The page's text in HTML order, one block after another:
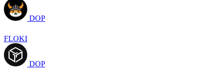
DOP
FLOKI
DOP